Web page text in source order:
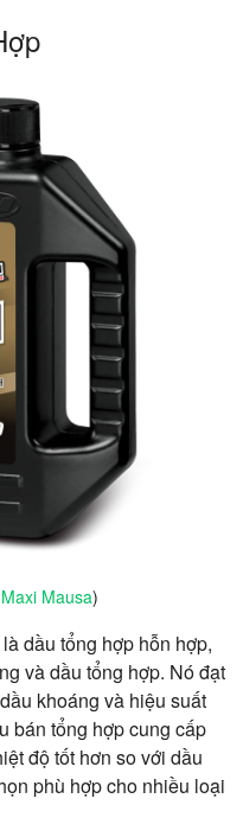
Maxi Mausa)
dầu tổng hợp hỗn hợp,
và dầu tổng hợp. Nó đạt
khoáng và hiệu suất
bán tổng hợp cung cấp
độ tốt hơn so với dầu
phù hợp cho nhiều loại